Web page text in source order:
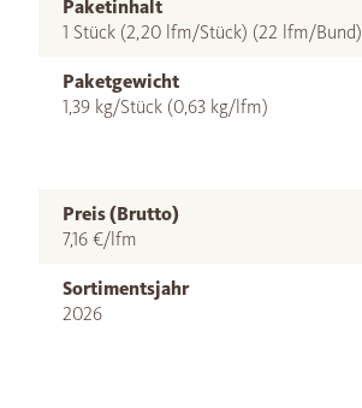
Paketinhalt
1 Stück (2,20 lfm/Stück) (22 lfm/Bund)
Paketgewicht
1,39 kg/Stück (0,63 kg/lfm)
Preis (Brutto)
7,16 €/lfm
Sortimentsjahr
2026